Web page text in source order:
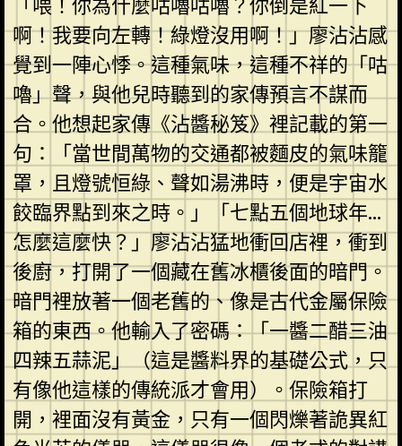
「喂！你為什麼咕嚕咕嚕？你倒是紅一下
啊！我要向左轉！綠燈沒用啊！」廖沾沾感
覺到一陣心悸。這種氣味，這種不祥的「咕
嚕」聲，與他兒時聽到的家傳預言不謀而
合。他想起家傳《沾醬秘笈》裡記載的第一
句：「當世間萬物的交通都被麵皮的氣味籠
罩，且燈號恒綠、聲如湯沸時，便是宇宙水
餃臨界點到來之時。」「七點五個地球年…
怎麼這麼快？」廖沾沾猛地衝回店裡，衝到
後廚，打開了一個藏在舊冰櫃後面的暗門。
暗門裡放著一個老舊的、像是古代金屬保險
箱的東西。他輸入了密碼：「一醬二醋三油
四辣五蒜泥」（這是醬料界的基礎公式，只
有像他這樣的傳統派才會用）。保險箱打
開，裡面沒有黃金，只有一個閃爍著詭異紅